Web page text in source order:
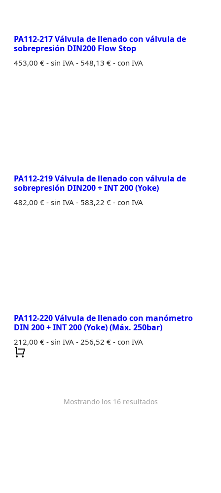
PA112-217 Válvula de llenado con válvula de
sobrepresión DIN200 Flow Stop
453,00 € - sin IVA - 548,13 € - con IVA
PA112-219 Válvula de llenado con válvula de
sobrepresión DIN200 + INT 200 (Yoke)
482,00 € - sin IVA - 583,22 € - con IVA
PA112-220 Válvula de llenado con manómetro
DIN 200 + INT 200 (Yoke) (Máx. 250bar)
212,00 € - sin IVA - 256,52 € - con IVA
Mostrando los 16 resultados